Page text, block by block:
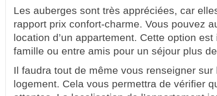
Les auberges sont très appréciées, car
rapport prix confort-charme. Vous pouvez
location d’un appartement. Cette option
famille ou entre amis pour un séjour plus
Il faudra tout de même vous renseigner
logement. Cela vous permettra de vérifier